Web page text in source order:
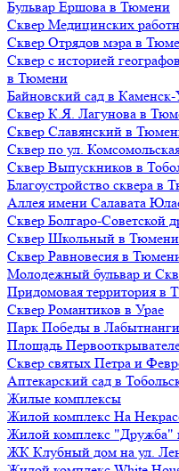
Бульвар Ершова в Тюмени
Сквер Медицинских
Сквер Отрядов мэра в
Сквер с историей
в Тюмени
Байновский сад в Каменск-
Сквер К.Я. Лагунова в
Сквер Славянский в
Сквер по ул.
Сквер Выпускников в
Благоустройство сквера в
Аллея имени Салавата
Сквер Болгаро-Советской
Сквер Школьный в Тюмени
Сквер Равновесия в
Молодежный бульвар и
Придомовая территория в
Сквер Романтиков в Урае
Парк Победы в Лабытнанги
Площадь
Сквер святых Петра и
Аптекарский сад в
Жилые комплексы
Жилой комплекс На
Жилой комплекс "Дружба"
ЖК Клубный дом на ул.